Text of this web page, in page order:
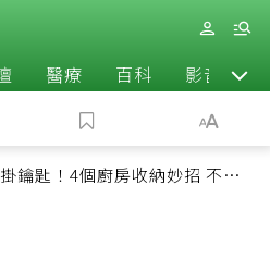
醫療 百科 影音
鑰匙！4個廚房收納妙招 不用